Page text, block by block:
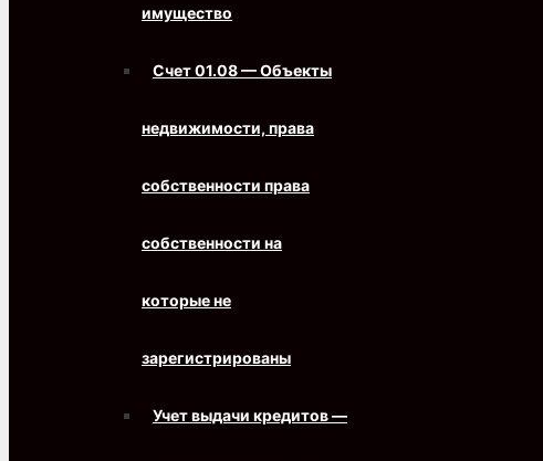
имущество
Счет 01.08 — Объекты
недвижимости, права
собственности права
собственности на
которые не
зарегистрированы
Учет выдачи кредитов —